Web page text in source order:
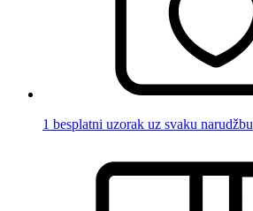
1 besplatni uzorak uz svaku narudžbu